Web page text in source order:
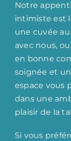
Notre
intimiste est
une cuvée
avec nous,
en bonne
soignée et
espace vous
dans une
plaisir de la
Si vous